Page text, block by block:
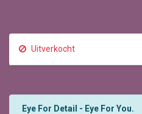
Uitverkocht
Eye For Detail - Eye For You.